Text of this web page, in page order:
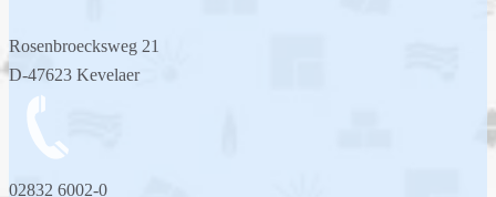
Rosenbroecksweg 21
D-47623 Kevelaer
02832 6002-0